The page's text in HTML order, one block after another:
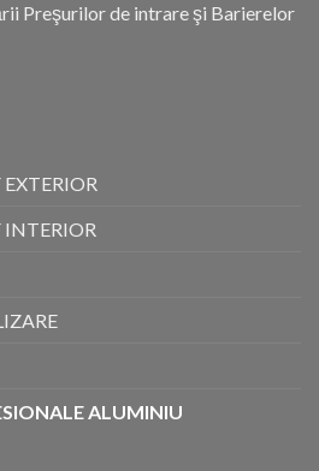
Preşurilor de intrare şi Barierelor
INTERIOR
ALUMINIU